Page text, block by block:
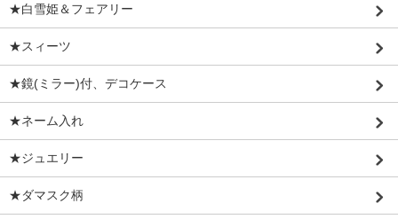
★白雪姫＆フェアリー
★スィーツ
★鏡(ミラー)付、デコケース
★ネーム入れ
★ジュエリー
★ダマスク柄